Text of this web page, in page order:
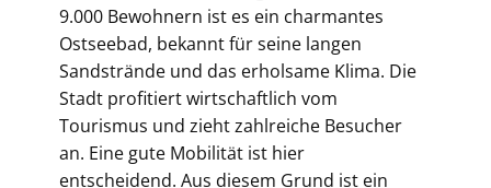
9.000 Bewohnern ist es ein charmantes
Ostseebad, bekannt für seine langen
Sandstrände und das erholsame Klima. Die
Stadt profitiert wirtschaftlich vom
Tourismus und zieht zahlreiche Besucher
an. Eine gute Mobilität ist hier
entscheidend. Aus diesem Grund ist ein